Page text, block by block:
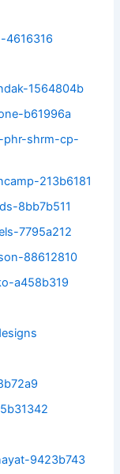
4616316
1564804b
b61996a
phr-shrm-cp-
213b6181
8bb7b511
7795a212
88612810
a458b319
9423b743